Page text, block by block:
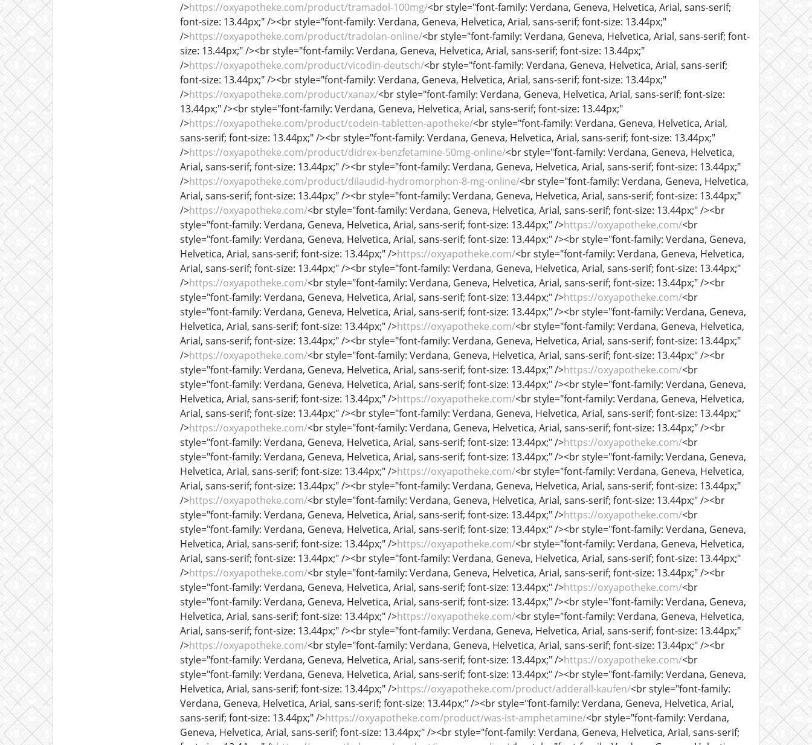
/>https://oxyapotheke.com/product/tramadol-100mg/<br style="font-family: Verdana, Geneva, Helvetica, Arial, sans-serif;
font-size: 13.44px;" /><br style="font-family: Verdana, Geneva, Helvetica, Arial, sans-serif; font-size: 13.44px;"
/>https://oxyapotheke.com/product/tradolan-online/<br style="font-family: Verdana, Geneva, Helvetica, Arial, sans-serif; font-
size: 13.44px;" /><br style="font-family: Verdana, Geneva, Helvetica, Arial, sans-serif; font-size: 13.44px;"
/>https://oxyapotheke.com/product/vicodin-deutsch/<br style="font-family: Verdana, Geneva, Helvetica, Arial, sans-serif;
font-size: 13.44px;" /><br style="font-family: Verdana, Geneva, Helvetica, Arial, sans-serif; font-size: 13.44px;"
/>https://oxyapotheke.com/product/xanax/<br style="font-family: Verdana, Geneva, Helvetica, Arial, sans-serif; font-size:
13.44px;" /><br style="font-family: Verdana, Geneva, Helvetica, Arial, sans-serif; font-size: 13.44px;"
/>https://oxyapotheke.com/product/codein-tabletten-apotheke/<br style="font-family: Verdana, Geneva, Helvetica, Arial,
sans-serif; font-size: 13.44px;" /><br style="font-family: Verdana, Geneva, Helvetica, Arial, sans-serif; font-size: 13.44px;"
/>https://oxyapotheke.com/product/didrex-benzfetamine-50mg-online/<br style="font-family: Verdana, Geneva, Helvetica,
Arial, sans-serif; font-size: 13.44px;" /><br style="font-family: Verdana, Geneva, Helvetica, Arial, sans-serif; font-size: 13.44px;"
/>https://oxyapotheke.com/product/dilaudid-hydromorphon-8-mg-online/<br style="font-family: Verdana, Geneva, Helvetica,
Arial, sans-serif; font-size: 13.44px;" /><br style="font-family: Verdana, Geneva, Helvetica, Arial, sans-serif; font-size: 13.44px;"
/>https://oxyapotheke.com/<br style="font-family: Verdana, Geneva, Helvetica, Arial, sans-serif; font-size: 13.44px;" /><br
style="font-family: Verdana, Geneva, Helvetica, Arial, sans-serif; font-size: 13.44px;" />https://oxyapotheke.com/<br
style="font-family: Verdana, Geneva, Helvetica, Arial, sans-serif; font-size: 13.44px;" /><br style="font-family: Verdana, Geneva,
Helvetica, Arial, sans-serif; font-size: 13.44px;" />https://oxyapotheke.com/<br style="font-family: Verdana, Geneva, Helvetica,
Arial, sans-serif; font-size: 13.44px;" /><br style="font-family: Verdana, Geneva, Helvetica, Arial, sans-serif; font-size: 13.44px;"
/>https://oxyapotheke.com/<br style="font-family: Verdana, Geneva, Helvetica, Arial, sans-serif; font-size: 13.44px;" /><br
style="font-family: Verdana, Geneva, Helvetica, Arial, sans-serif; font-size: 13.44px;" />https://oxyapotheke.com/<br
style="font-family: Verdana, Geneva, Helvetica, Arial, sans-serif; font-size: 13.44px;" /><br style="font-family: Verdana, Geneva,
Helvetica, Arial, sans-serif; font-size: 13.44px;" />https://oxyapotheke.com/<br style="font-family: Verdana, Geneva, Helvetica,
Arial, sans-serif; font-size: 13.44px;" /><br style="font-family: Verdana, Geneva, Helvetica, Arial, sans-serif; font-size: 13.44px;"
/>https://oxyapotheke.com/<br style="font-family: Verdana, Geneva, Helvetica, Arial, sans-serif; font-size: 13.44px;" /><br
style="font-family: Verdana, Geneva, Helvetica, Arial, sans-serif; font-size: 13.44px;" />https://oxyapotheke.com/<br
style="font-family: Verdana, Geneva, Helvetica, Arial, sans-serif; font-size: 13.44px;" /><br style="font-family: Verdana, Geneva,
Helvetica, Arial, sans-serif; font-size: 13.44px;" />https://oxyapotheke.com/<br style="font-family: Verdana, Geneva, Helvetica,
Arial, sans-serif; font-size: 13.44px;" /><br style="font-family: Verdana, Geneva, Helvetica, Arial, sans-serif; font-size: 13.44px;"
/>https://oxyapotheke.com/<br style="font-family: Verdana, Geneva, Helvetica, Arial, sans-serif; font-size: 13.44px;" /><br
style="font-family: Verdana, Geneva, Helvetica, Arial, sans-serif; font-size: 13.44px;" />https://oxyapotheke.com/<br
style="font-family: Verdana, Geneva, Helvetica, Arial, sans-serif; font-size: 13.44px;" /><br style="font-family: Verdana, Geneva,
Helvetica, Arial, sans-serif; font-size: 13.44px;" />https://oxyapotheke.com/<br style="font-family: Verdana, Geneva, Helvetica,
Arial, sans-serif; font-size: 13.44px;" /><br style="font-family: Verdana, Geneva, Helvetica, Arial, sans-serif; font-size: 13.44px;"
/>https://oxyapotheke.com/<br style="font-family: Verdana, Geneva, Helvetica, Arial, sans-serif; font-size: 13.44px;" /><br
style="font-family: Verdana, Geneva, Helvetica, Arial, sans-serif; font-size: 13.44px;" />https://oxyapotheke.com/<br
style="font-family: Verdana, Geneva, Helvetica, Arial, sans-serif; font-size: 13.44px;" /><br style="font-family: Verdana, Geneva,
Helvetica, Arial, sans-serif; font-size: 13.44px;" />https://oxyapotheke.com/<br style="font-family: Verdana, Geneva, Helvetica,
Arial, sans-serif; font-size: 13.44px;" /><br style="font-family: Verdana, Geneva, Helvetica, Arial, sans-serif; font-size: 13.44px;"
/>https://oxyapotheke.com/<br style="font-family: Verdana, Geneva, Helvetica, Arial, sans-serif; font-size: 13.44px;" /><br
style="font-family: Verdana, Geneva, Helvetica, Arial, sans-serif; font-size: 13.44px;" />https://oxyapotheke.com/<br
style="font-family: Verdana, Geneva, Helvetica, Arial, sans-serif; font-size: 13.44px;" /><br style="font-family: Verdana, Geneva,
Helvetica, Arial, sans-serif; font-size: 13.44px;" />https://oxyapotheke.com/<br style="font-family: Verdana, Geneva, Helvetica,
Arial, sans-serif; font-size: 13.44px;" /><br style="font-family: Verdana, Geneva, Helvetica, Arial, sans-serif; font-size: 13.44px;"
/>https://oxyapotheke.com/<br style="font-family: Verdana, Geneva, Helvetica, Arial, sans-serif; font-size: 13.44px;" /><br
style="font-family: Verdana, Geneva, Helvetica, Arial, sans-serif; font-size: 13.44px;" />https://oxyapotheke.com/<br
style="font-family: Verdana, Geneva, Helvetica, Arial, sans-serif; font-size: 13.44px;" /><br style="font-family: Verdana, Geneva,
Helvetica, Arial, sans-serif; font-size: 13.44px;" />https://oxyapotheke.com/product/adderall-kaufen/<br style="font-family:
Verdana, Geneva, Helvetica, Arial, sans-serif; font-size: 13.44px;" /><br style="font-family: Verdana, Geneva, Helvetica, Arial,
sans-serif; font-size: 13.44px;" />https://oxyapotheke.com/product/was-ist-amphetamine/<br style="font-family: Verdana,
Geneva, Helvetica, Arial, sans-serif; font-size: 13.44px;" /><br style="font-family: Verdana, Geneva, Helvetica, Arial, sans-serif;